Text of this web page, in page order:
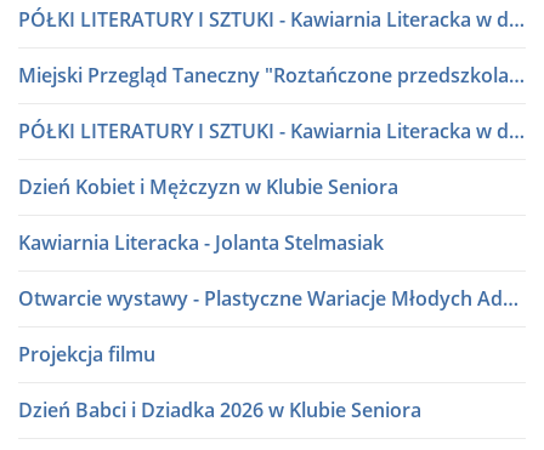
PÓŁKI LITERATURY I SZTUKI - Kawiarnia Literacka w dialogu
Miejski Przegląd Taneczny "Roztańczone przedszkolaki" lata 80 i 90
PÓŁKI LITERATURY I SZTUKI - Kawiarnia Literacka w dialogu
Dzień Kobiet i Mężczyzn w Klubie Seniora
Kawiarnia Literacka - Jolanta Stelmasiak
Otwarcie wystawy - Plastyczne Wariacje Młodych Adeptów Sztuki
Projekcja filmu
Dzień Babci i Dziadka 2026 w Klubie Seniora